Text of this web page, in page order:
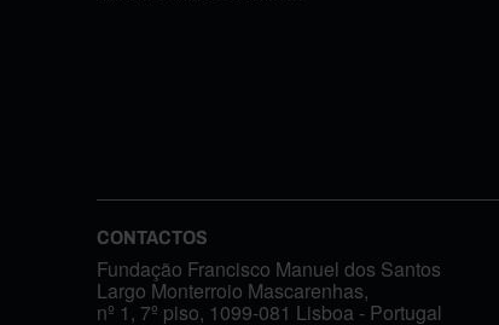
CONTACTOS
Fundação Francisco Manuel dos Santos
Largo Monterroio Mascarenhas,
nº 1, 7º piso, 1099-081 Lisboa - Portugal